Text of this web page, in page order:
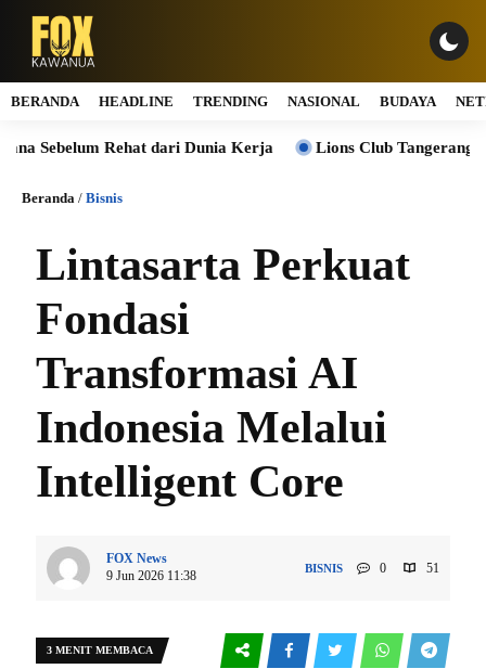
BERANDA HEADLINE TRENDING NASIONAL BUDAYA
Rehat dari Dunia Kerja Lions Club Tangerang Happy
Beranda / Bisnis
Lintasarta Perkuat
Fondasi
Transformasi AI
Indonesia Melalui
Intelligent Core
FOX News
9 Jun 2026 11:38
BISNIS 0 51
3 MENIT MEMBACA